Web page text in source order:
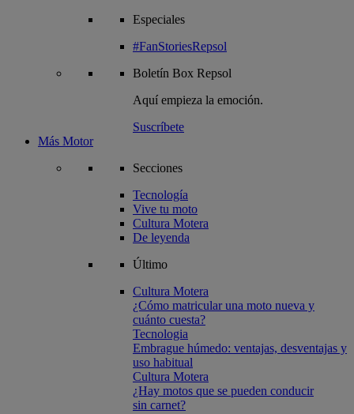
Especiales
#FanStoriesRepsol
Boletín Box Repsol
Aquí empieza la emoción.
Suscríbete
Más Motor
Secciones
Tecnología
Vive tu moto
Cultura Motera
De leyenda
Último
Cultura Motera
¿Cómo matricular una moto nueva y
cuánto cuesta?
Tecnologia
Embrague húmedo: ventajas, desventajas y
uso habitual
Cultura Motera
¿Hay motos que se pueden conducir
sin carnet?